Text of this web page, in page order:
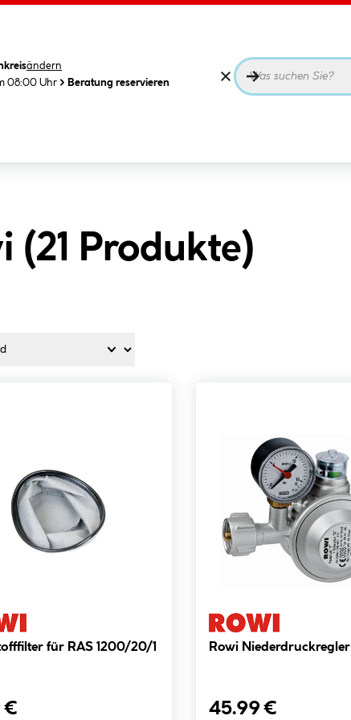
ändern
08:00 Uhr
Beratung reservieren
(21 Produkte)
für RAS 1200/20/1
€
Rowi Niederdruckregler
45.99 €